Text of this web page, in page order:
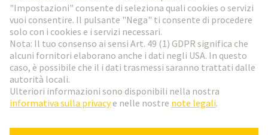
Social Media
Svizzera Italiano